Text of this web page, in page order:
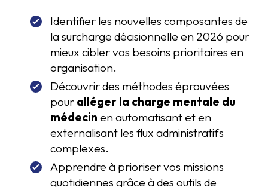
Identifier les nouvelles composantes de
la surcharge décisionnelle en 2026 pour
mieux cibler vos besoins prioritaires en
organisation.
Découvrir des méthodes éprouvées
pour alléger la charge mentale du
médecin en automatisant et en
externalisant les flux administratifs
complexes.
Apprendre à prioriser vos missions
quotidiennes grâce à des outils de